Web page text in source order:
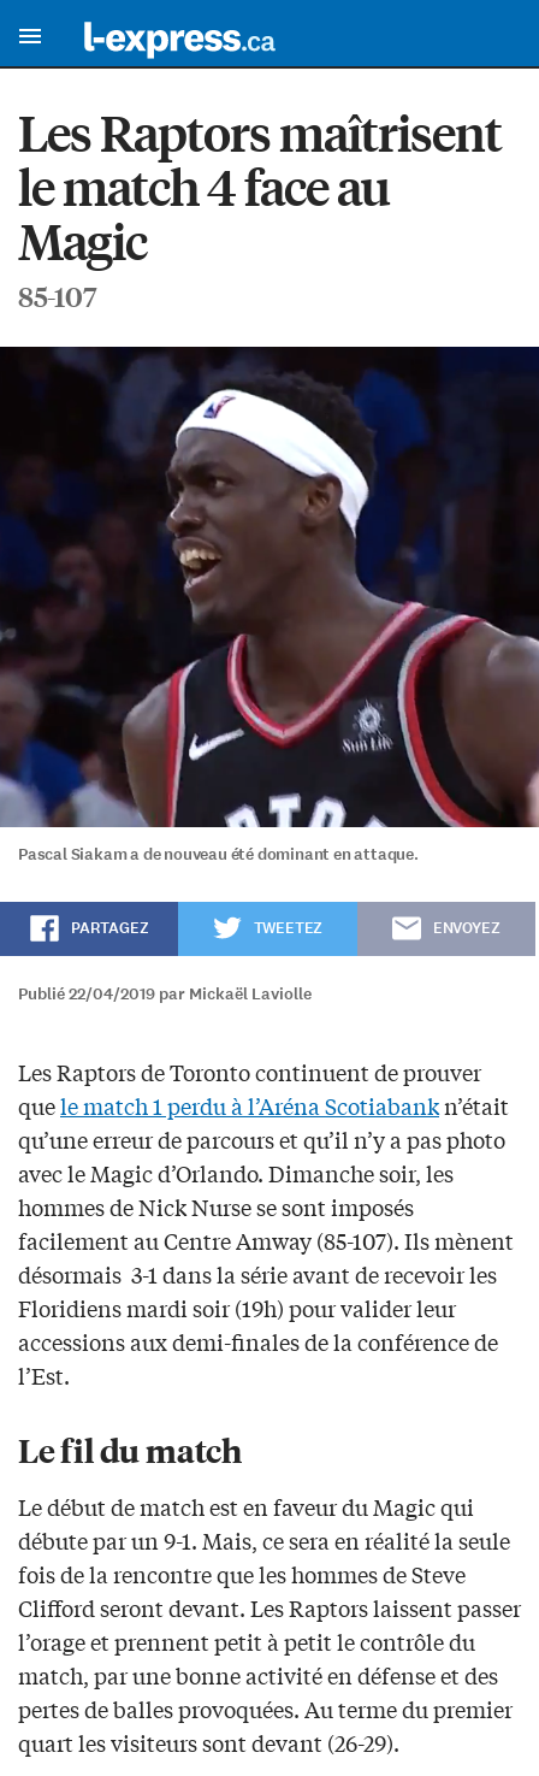
Les Raptors maîtrisent
le match 4 face au
Magic
85-107
Pascal Siakam a de nouveau été dominant en attaque.
PARTAGEZ TWEETEZ ENVOYEZ
Publié 22/04/2019 par Mickaël Laviolle
Les Raptors de Toronto continuent de prouver
quele match 1 perdu à l’Aréna Scotiabankn’était
qu’une erreur de parcours et qu’il n’y a pas photo
avec le Magic d’Orlando. Dimanche soir, les
hommes de Nick Nurse se sont imposés
facilement au Centre Amway (85-107). Ils mènent
désormais 3-1 dans la série avant de recevoir les
Floridiens mardi soir (19h) pour valider leur
accessions aux demi-finales de la conférence de
l’Est.
Le fil du match
Le début de match est en faveur du Magic qui
débute par un 9-1. Mais, ce sera en réalité la seule
fois de la rencontre que les hommes de Steve
Clifford seront devant. Les Raptors laissent passer
l’orage et prennent petit à petit le contrôle du
match, par une bonne activité en défense et des
pertes de balles provoquées. Au terme du premier
quart les visiteurs sont devant (26-29).